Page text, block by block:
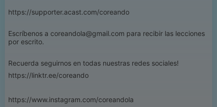
https://supporter.acast.com/coreando
Escríbenos a coreandola@gmail.com para recibir las lecciones
por escrito.
Recuerda seguirnos en todas nuestras redes sociales!
https://linktr.ee/coreando
https://www.instagram.com/coreandola